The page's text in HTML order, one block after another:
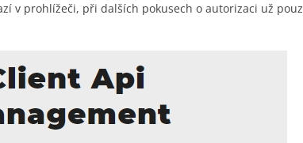
v prohlížeči, při dalších pokusech o autorizaci už